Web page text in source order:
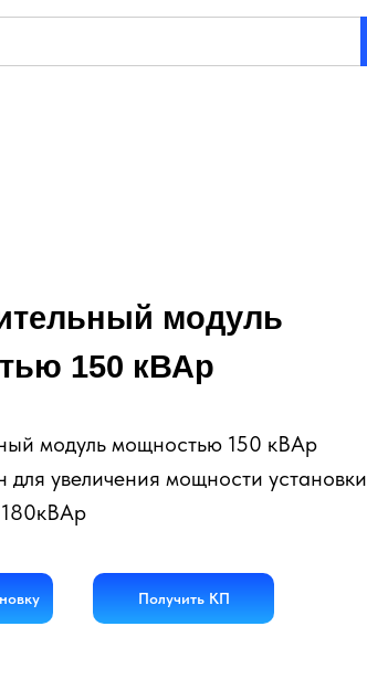
модуль
150 кВАр
Получить КП
модуль мощностью 150 кВАр
для увеличения мощности установки